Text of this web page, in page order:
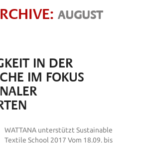
AUGUST
IN DER
IM FOKUS
WATTANA unterstützt Sustainable
Textile School 2017 Vom 18.09. bis